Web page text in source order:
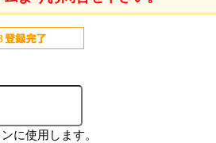
に使用します。